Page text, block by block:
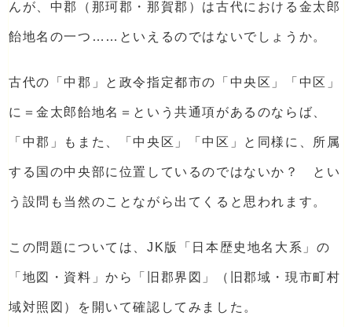
んが、中郡（那珂郡・那賀郡）は古代における金太郎
飴地名の一つ……といえるのではないでしょうか。
古代の「中郡」と政令指定都市の「中央区」「中区」
に＝金太郎飴地名＝という共通項があるのならば、
「中郡」もまた、「中央区」「中区」と同様に、所属
する国の中央部に位置しているのではないか？ とい
う設問も当然のことながら出てくると思われます。
この問題については、JK版「日本歴史地名大系」の
「地図・資料」から「旧郡界図」（旧郡域・現市町村
域対照図）を開いて確認してみました。